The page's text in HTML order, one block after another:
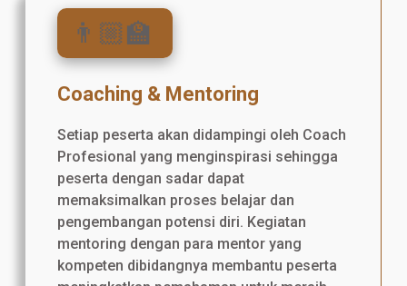
👨🏼‍🏫
Coaching & Mentoring
Setiap peserta akan didampingi oleh Coach
Profesional yang menginspirasi sehingga
peserta dengan sadar dapat
memaksimalkan proses belajar dan
pengembangan potensi diri. Kegiatan
mentoring dengan para mentor yang
kompeten dibidangnya membantu peserta